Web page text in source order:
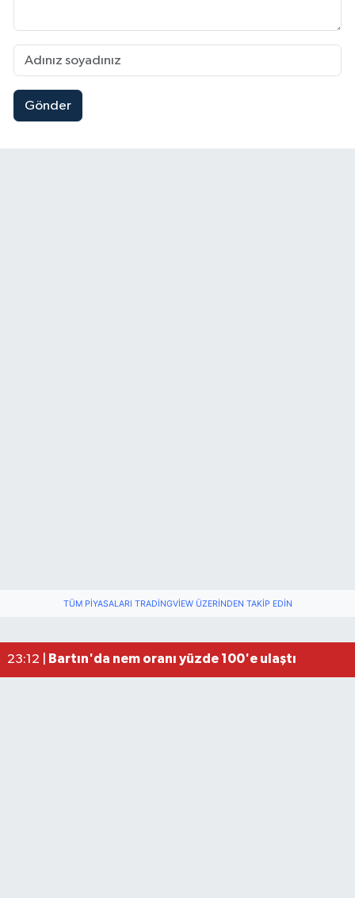
Gönder
TÜM PIYASALARI TRADINGVIEW ÜZERINDEN TAKIP EDIN
23:12 |
Bartın'da nem oranı yüzde 100'e ulaştı